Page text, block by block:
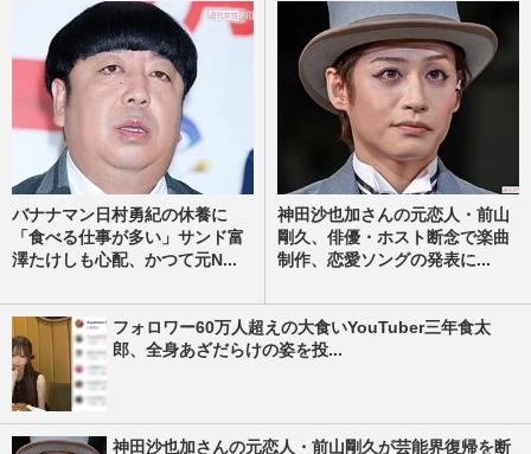
バナナマン日村勇紀の休養に
「食べる仕事が多い」サンド富
澤たけしも心配、かつて元N...
神田沙也加さんの元恋人・前山
剛久、俳優・ホスト断念で楽曲
制作、恋愛ソングの発表に...
フォロワー60万人超えの大食いYouTuber三年食太
郎、全身あざだらけの姿を投...
神田沙也加さんの元恋人・前山剛久が芸能界復帰を断